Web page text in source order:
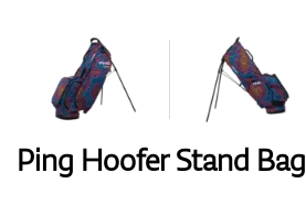
Bags
Ping Hoofer Stand Bag